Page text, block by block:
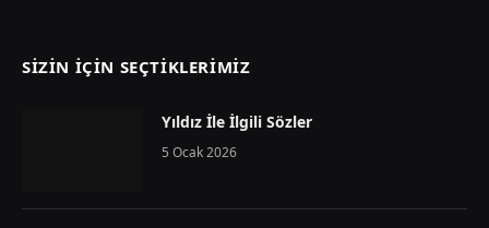
SIZIN İÇIN SEÇTIKLERIMIZ
Yıldız İle İlgili Sözler
5 Ocak 2026